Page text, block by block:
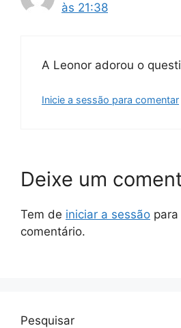
às 21:38
A Leonor adorou o
Inicie a sessão para comentar
Deixe um
Tem de iniciar a sessão
comentário.
Pesquisar